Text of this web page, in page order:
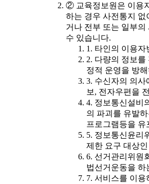
② 교육정보원은 이용
하는 경우 사전통지
거나 전부 또는 일부
수 있습니다.
1. 타인의 이용
2. 다량의 정보
정적 운영을 방
3. 수신자의 의사
보, 전자우편을
4. 정보통신설비
의 파괴를 유발
프로그램등을 유
5. 정보통신윤리
제한 요구 대상
6. 선거관리위원
법선거운동을 하
7. 서비스를 이